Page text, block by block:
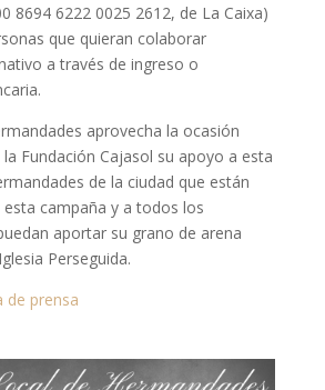
8694 6222 0025 2612, de La Caixa)
que quieran colaborar
a través de ingreso o
aprovecha la ocasión
Fundación Cajasol su apoyo a esta
de la ciudad que están
campaña y a todos los
aportar su grano de arena
Perseguida.
de prensa